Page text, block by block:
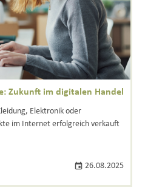
Zukunft im digitalen Handel
Elektronik oder
im Internet erfolgreich verkauft
26.08.2025